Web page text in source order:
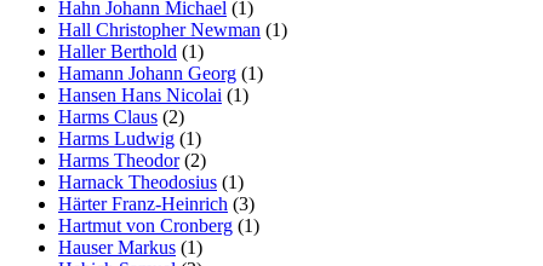
Hahn Johann Michael (1)
Hall Christopher Newman (1)
Haller Berthold (1)
Hamann Johann Georg (1)
Hansen Hans Nicolai (1)
Harms Claus (2)
Harms Ludwig (1)
Harms Theodor(2)
Harnack Theodosius (1)
Härter Franz-Heinrich (3)
Hartmut von Cronberg (1)
Hauser Markus (1)